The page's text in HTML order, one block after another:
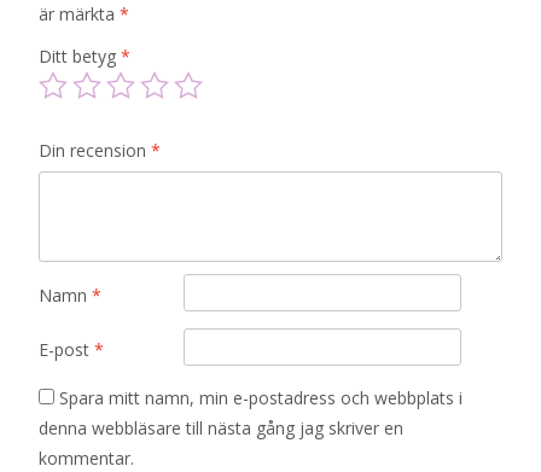
är märkta *
Ditt betyg *
Din recension *
Namn *
E-post *
Spara mitt namn, min e-postadress och webbplats i
denna webbläsare till nästa gång jag skriver en
kommentar.